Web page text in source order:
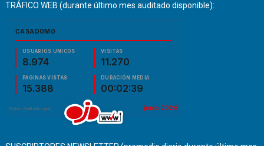
TRÁFICO WEB (durante último mes auditado disponible):